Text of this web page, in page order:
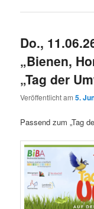
Do.,
„Bienen,
„Tag der
Veröffentlicht am5.
Passend zum „Tag